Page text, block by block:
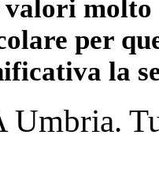
per
la
Umbria.